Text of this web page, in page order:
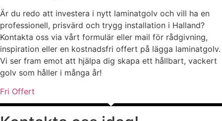
Är du redo att investera i nytt laminatgolv och vill ha en
professionell, prisvärd och trygg installation i Halland?
Kontakta oss via vårt formulär eller mail för rådgivning,
inspiration eller en kostnadsfri offert på lägga laminatgolv.
Vi ser fram emot att hjälpa dig skapa ett hållbart, vackert
golv som håller i många år!
Fri Offert